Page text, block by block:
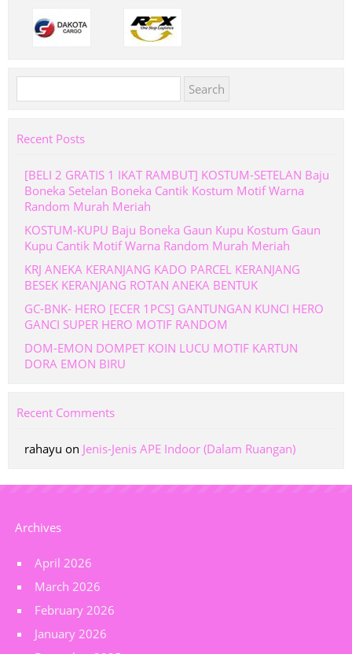
for:
Recent Posts
[BELI 2 GRATIS 1 IKAT RAMBUT] KOSTUM-SETELAN Baju
Boneka Setelan Boneka Cantik Kostum Motif Warna
Random Murah Meriah
KOSTUM-KUPU Baju Boneka Gaun Kupu Kostum Gaun
Kupu Cantik Motif Warna Random Murah Meriah
KRJ ANEKA KERANJANG KADO PARCEL KERANJANG
BESEK KERANJANG ROTAN ANEKA BENTUK
GC-BNK- HERO [ECER 1PCS] GANTUNGAN KUNCI HERO
GANCI SUPER HERO MOTIF RANDOM
DOM-EMON DOMPET KOIN LUCU MOTIF KARTUN
DORA EMON BIRU
Recent Comments
rahayu on Jenis-Jenis APE Indoor (Dalam Ruangan)
Archives
April 2026
March 2026
February 2026
January 2026